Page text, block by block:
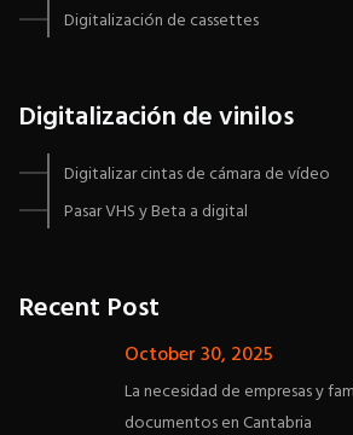
Digitalización de cassettes
Digitalización de vinilos
Digitalizar cintas de cámara de vídeo
Pasar VHS y Beta a digital
Recent Post
October 30, 2025
La necesidad de empresas y
documentos en Cantabria